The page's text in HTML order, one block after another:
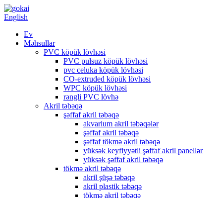
English
Ev
Məhsullar
PVC köpük lövhəsi
PVC pulsuz köpük lövhəsi
pvc celuka köpük lövhəsi
CO-extruded köpük lövhəsi
WPC köpük lövhəsi
rəngli PVC lövhə
Akril təbəqə
şəffaf akril təbəqə
akvarium akril təbəqələr
şəffaf akril təbəqə
şəffaf tökmə akril təbəqə
yüksək keyfiyyətli şəffaf akril panellər
yüksək şəffaf akril təbəqə
tökmə akril təbəqə
akril şüşə təbəqə
akril plastik təbəqə
tökmə akril təbəqə